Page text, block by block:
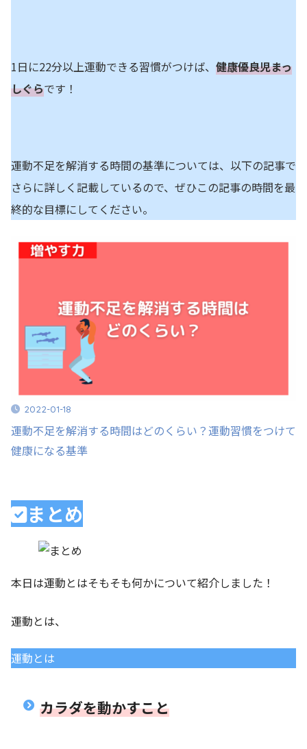
1日に22分以上運動できる習慣がつけば、 健康優良児まっ
しぐらです！
運動不足を解消する時間の基準については、以下の記事で
さらに詳しく記載しているので、ぜひこの記事の時間を最
終的な目標にしてください。
2022-01-18
運動不足を解消する時間はどのくらい？運動習慣をつけて
健康になる基準
まとめ
本日は運動とはそもそも何かについて紹介しました！
運動とは、
運動とは
カラダを動かすこと